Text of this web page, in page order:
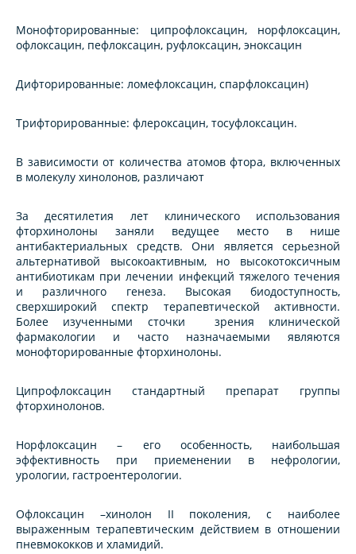
Монофторированные: ципрофлоксацин, норфлоксацин,
офлоксацин, пефлоксацин, руфлоксацин, эноксацин
Дифторированные: ломефлоксацин, спарфлоксацин)
Трифторированные: флероксацин, тосуфлоксацин.
В зависимости от количества атомов фтора, включенных
в молекулу хинолонов, различают
За десятилетия лет клинического использования
фторхинолоны заняли ведущее место в нише
антибактериальных средств. Они является серьезной
альтернативой высокоактивным, но высокотоксичным
антибиотикам при лечении инфекций тяжелого течения
и различного генеза. Высокая биодоступность,
сверхширокий спектр терапевтической активности.
Более изученными сточки зрения клинической
фармакологии и часто назначаемыми являются
монофторированные фторхинолоны.
Ципрофлоксацин стандартный препарат группы
фторхинолонов.
Норфлоксацин – его особенность, наибольшая
эффективность при приеменении в нефрологии,
урологии, гастроентерологии.
Офлоксацин –хинолон II поколения, с наиболее
выраженным терапевтическим действием в отношении
пневмококков и хламидий.